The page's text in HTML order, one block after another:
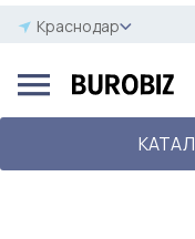
Краснодар